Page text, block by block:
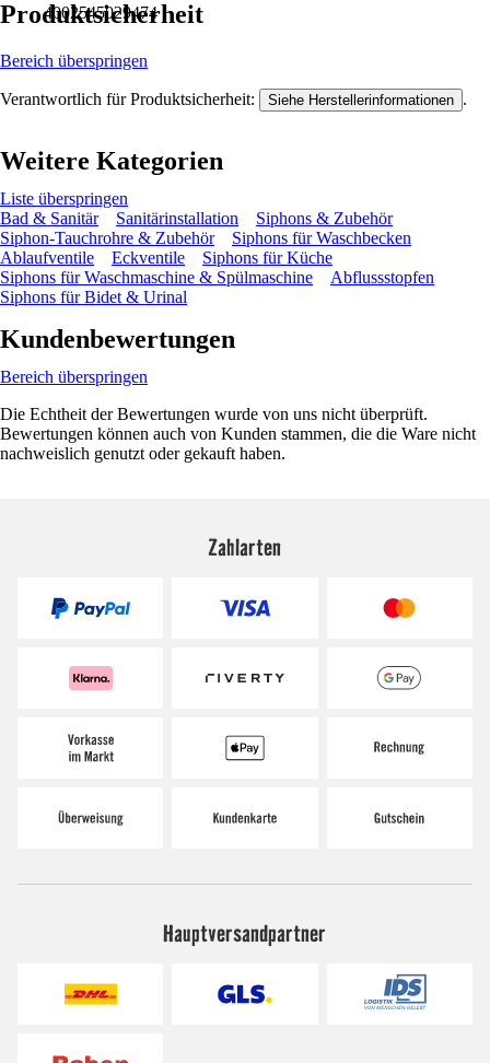
4002545029474
Produktsicherheit
Bereich überspringen
Verantwortlich für Produktsicherheit: Siehe Herstellerinformationen .
Weitere Kategorien
Liste überspringen
Bad & Sanitär
Sanitärinstallation
Siphons & Zubehör
Siphon-Tauchrohre & Zubehör
Siphons für Waschbecken
Ablaufventile
Eckventile
Siphons für Küche
Siphons für Waschmaschine & Spülmaschine
Abflussstopfen
Siphons für Bidet & Urinal
Kundenbewertungen
Bereich überspringen
Die Echtheit der Bewertungen wurde von uns nicht überprüft.
Bewertungen können auch von Kunden stammen, die die Ware nicht
nachweislich genutzt oder gekauft haben.
Zahlarten
Hauptversandpartner